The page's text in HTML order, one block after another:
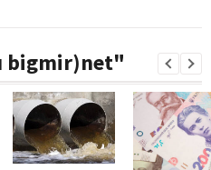
bigmir)net"